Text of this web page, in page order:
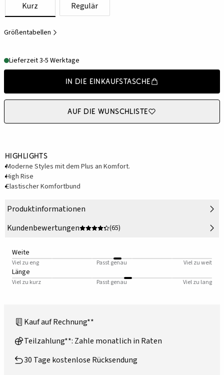
Kurz Regulär
Größentabellen
Lieferzeit 3-5 Werktage
In die Einkaufstasche
Auf die Wunschliste
Highlights
Moderne Styles mit dem Plus an Komfort.
High Rise
Elastischer Komfortbund
Produktinformationen
Kundenbewertungen
(65)
Weite
Viel zu eng Passt genau Viel zu weit
Länge
Viel zu kurz Passt genau Viel zu lang
Kauf auf Rechnung**
Teilzahlung**: Zahle monatlich in Raten
30 Tage kostenlose Rücksendung